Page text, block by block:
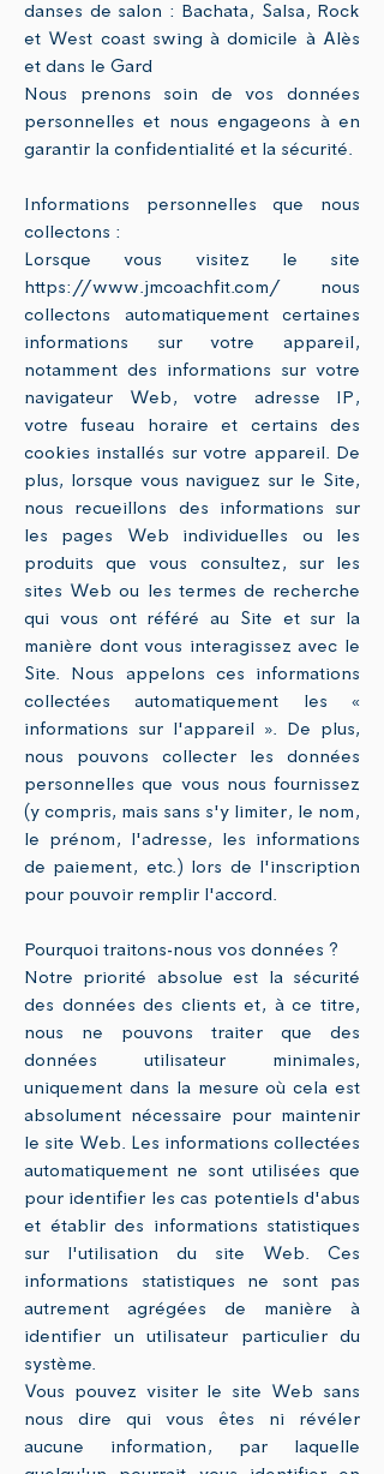
danses de salon : Bachata, Salsa, Rock
et West coast swing à domicile à Alès
et dans le Gard
Nous prenons soin de vos données
personnelles et nous engageons à en
garantir la confidentialité et la sécurité.
Informations personnelles que nous
collectons :
Lorsque vous visitez le site
https://www.jmcoachfit.com/ nous
collectons automatiquement certaines
informations sur votre appareil,
notamment des informations sur votre
navigateur Web, votre adresse IP,
votre fuseau horaire et certains des
cookies installés sur votre appareil. De
plus, lorsque vous naviguez sur le Site,
nous recueillons des informations sur
les pages Web individuelles ou les
produits que vous consultez, sur les
sites Web ou les termes de recherche
qui vous ont référé au Site et sur la
manière dont vous interagissez avec le
Site. Nous appelons ces informations
collectées automatiquement les «
informations sur l'appareil ». De plus,
nous pouvons collecter les données
personnelles que vous nous fournissez
(y compris, mais sans s'y limiter, le nom,
le prénom, l'adresse, les informations
de paiement, etc.) lors de l'inscription
pour pouvoir remplir l'accord.
Pourquoi traitons-nous vos données ?
Notre priorité absolue est la sécurité
des données des clients et, à ce titre,
nous ne pouvons traiter que des
données utilisateur minimales,
uniquement dans la mesure où cela est
absolument nécessaire pour maintenir
le site Web. Les informations collectées
automatiquement ne sont utilisées que
pour identifier les cas potentiels d'abus
et établir des informations statistiques
sur l'utilisation du site Web. Ces
informations statistiques ne sont pas
autrement agrégées de manière à
identifier un utilisateur particulier du
système.
Vous pouvez visiter le site Web sans
nous dire qui vous êtes ni révéler
aucune information, par laquelle